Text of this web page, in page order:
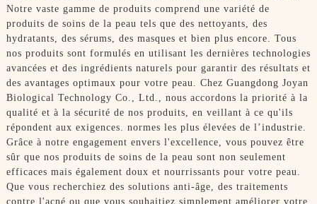
Notre vaste gamme de produits comprend une variété de
produits de soins de la peau tels que des nettoyants, des
hydratants, des sérums, des masques et bien plus encore. Tous
nos produits sont formulés en utilisant les dernières technologies
avancées et des ingrédients naturels pour garantir des résultats et
des avantages optimaux pour votre peau. Chez Guangdong Joyan
Biological Technology Co., Ltd., nous accordons la priorité à la
qualité et à la sécurité de nos produits, en veillant à ce qu'ils
répondent aux exigences. normes les plus élevées de l’industrie.
Grâce à notre engagement envers l'excellence, vous pouvez être
sûr que nos produits de soins de la peau sont non seulement
efficaces mais également doux et nourrissants pour votre peau.
Que vous recherchiez des solutions anti-âge, des traitements
contre l'acné ou que vous souhaitiez simplement améliorer votre